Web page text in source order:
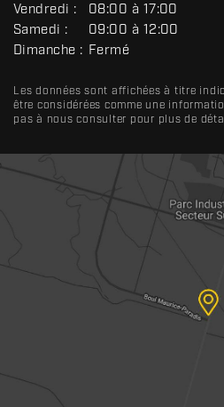
L
Vendredi :
08:00 à 17:00
Samedi :
09:00 à 12:00
Dimanche : Fermé
Les données sont affichées à titre
être considérées comme une
pas à nous consulter pour plus de